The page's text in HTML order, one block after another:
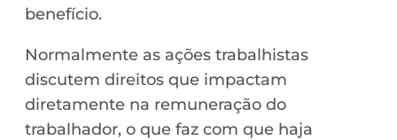
benefício.
Normalmente as ações trabalhistas
discutem direitos que impactam
diretamente na remuneração do
trabalhador, o que faz com que haja